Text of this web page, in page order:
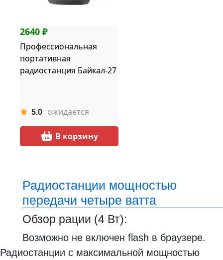
2640 ₽
Профессиональная
портативная
радиостанция Байкал-27
5.0 ожидается
В корзину
Радиостанции мощностью
передачи четыре ватта
Обзор рации (4 Вт):
Возможно не включен flash в браузере.
Радиостанции с максимальной мощностью